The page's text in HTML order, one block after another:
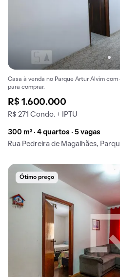
Casa à venda no Parque Artur Alvim
para comprar.
R$ 1.600.000
R$ 271 Condo. + IPTU
300 m² · 4 quartos · 5 vagas
Rua Pedreira de Magalhães,
Ótimo preço